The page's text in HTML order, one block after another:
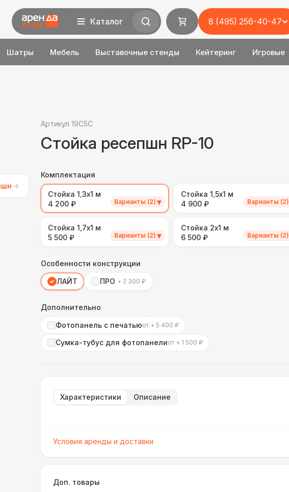
Шатры Мебель Выставочные стенды Кейтеринг Игровые
Каталог 8 (495) 256-40-47
Артикул 19C5C
Стойка ресепшн RP-10
Комплектация
Стойка 1,3х1 м
4 200 ₽
Варианты (2) ▾
Стойка 1,5х1 м
4 900 ₽
Варианты (2)
Стойка 1,7х1 м
5 500 ₽
Варианты (2) ▾
Стойка 2х1 м
6 500 ₽
Варианты (2)
Особенности конструкции
ЛАЙТ ПРО + 2 300 ₽
Дополнительно
Фотопанель с печатьюот + 5 400 ₽
Сумка-тубус для фотопанелиот + 1 500 ₽
Характеристики Описание
Условия аренды и доставки
Доп. товары